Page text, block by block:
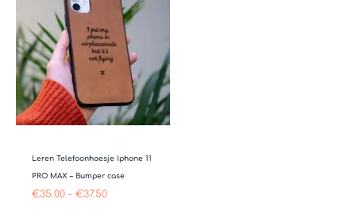
Leren Telefoonhoesje Iphone 11
PRO MAX – Bumper case
€35.00 - €37.50
€37.50